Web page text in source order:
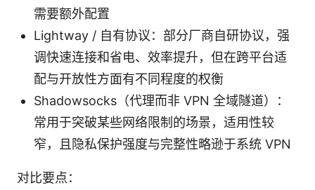
需要额外配置
Lightway / 自有协议：部分厂商自研协议，强
调快速连接和省电、效率提升，但在跨平台适
配与开放性方面有不同程度的权衡
Shadowsocks（代理而非 VPN 全域隧道）：
常用于突破某些网络限制的场景，适用性较
窄，且隐私保护强度与完整性略逊于系统 VPN
对比要点：